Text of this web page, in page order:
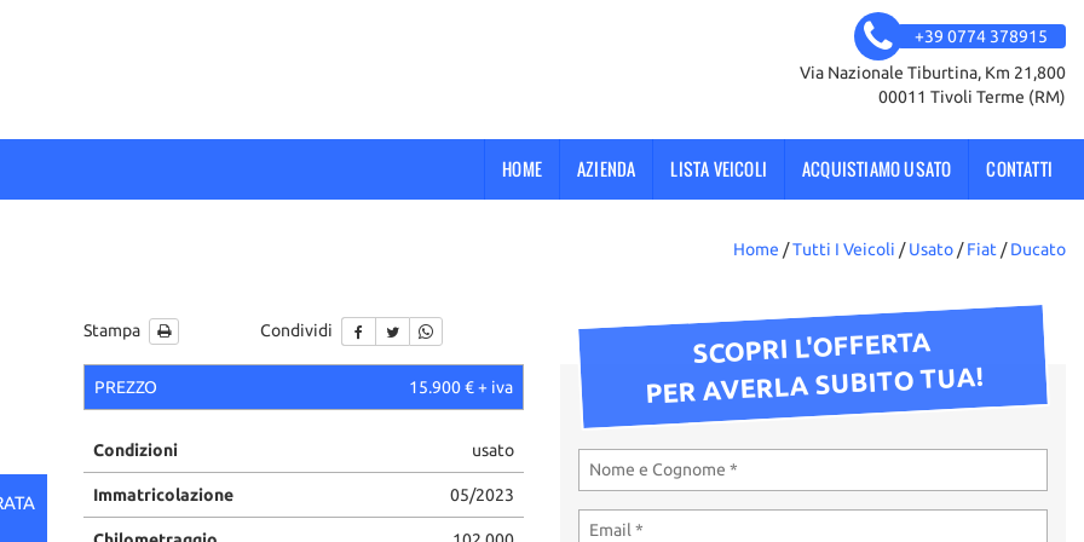
+39 0774 378915
Via Nazionale Tiburtina, Km 21,800
00011 Tivoli Terme (RM)
HOME AZIENDA LISTA VEICOLI ACQUISTIAMO USATO CONTATTI
Home /Tutti I Veicoli /Usato /Fiat /Ducato
Stampa Condividi
PREZZO 15.900 € + iva
Condizioni usato
Immatricolazione 05/2023
SCOPRI L'OFFERTA
PER AVERLA SUBITO TUA!